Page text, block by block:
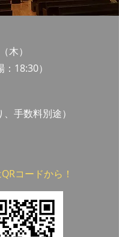
木）
18:30）
手数料別途）
コードから！